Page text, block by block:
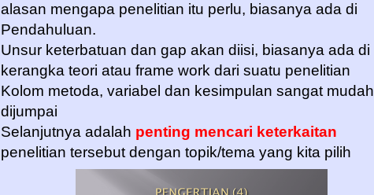
alasan mengapa penelitian itu perlu, biasanya ada di
Pendahuluan.
Unsur keterbatuan dan gap akan diisi, biasanya ada di
kerangka teori atau frame work dari suatu penelitian
Kolom metoda, variabel dan kesimpulan sangat mudah
dijumpai
Selanjutnya adalah penting mencari keterkaitan
penelitian tersebut dengan topik/tema yang kita pilih